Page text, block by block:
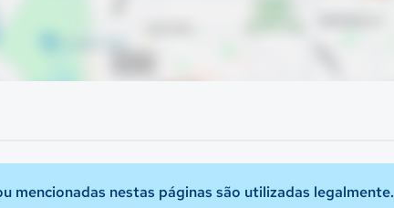
mencionadas nestas páginas são utilizadas legalmente.